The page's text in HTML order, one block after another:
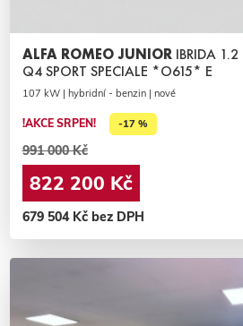
ALFA ROMEO JUNIOR IBRIDA 1.2
Q4 SPORT SPECIALE *O615* E
107 kW | hybridní - benzin | nové
!AKCE SRPEN! -17 %
991 000 Kč
822 200 Kč
679 504 Kč bez DPH